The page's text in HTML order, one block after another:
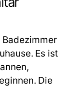
Es ist
Die